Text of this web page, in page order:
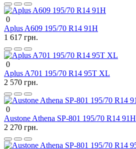
0
Aplus A609 195/70 R14 91H
1 617 грн.
0
Aplus A701 195/70 R14 95T XL
2 570 грн.
0
Austone Athena SP-801 195/70 R14 91H
2 270 грн.